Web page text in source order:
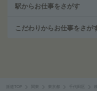
駅からお仕事をさがす
こだわりからお仕事をさが
派遣TOP 東京都 千代田区